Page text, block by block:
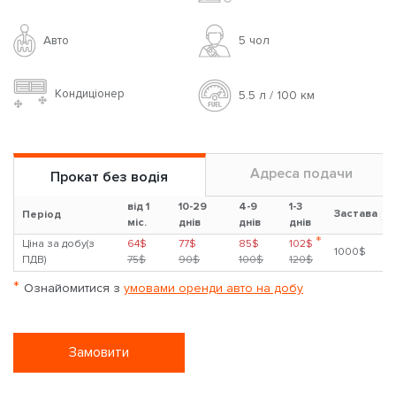
Авто 5 чoл
Кондиціонер 5.5 л / 100 км
Прокат без водія Адреса подачи
Період
від 1
міс.
10-29
днів
4-9
днів
1-3
днів
Застава
Ціна за добу(з
ПДВ)
64$
75$
77$
90$
85$
100$
102$ *
120$
1000$
* Ознайомитися з умовами оренди авто на добу
Замовити